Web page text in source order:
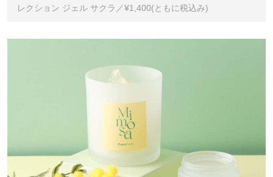
レクション ジェル サクラ／¥1,400(ともに税込み)